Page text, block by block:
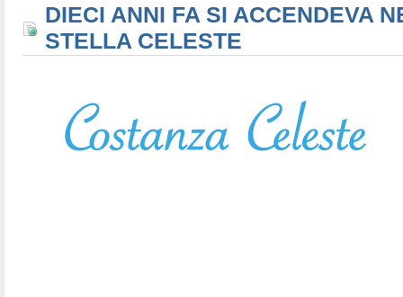
DIECI ANNI FA SI ACCENDEVA
STELLA CELESTE